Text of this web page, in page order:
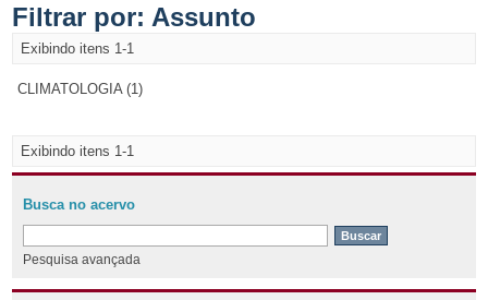
Filtrar por: Assunto
Exibindo itens 1-1
CLIMATOLOGIA (1)
Exibindo itens 1-1
Busca no acervo
Pesquisa avançada